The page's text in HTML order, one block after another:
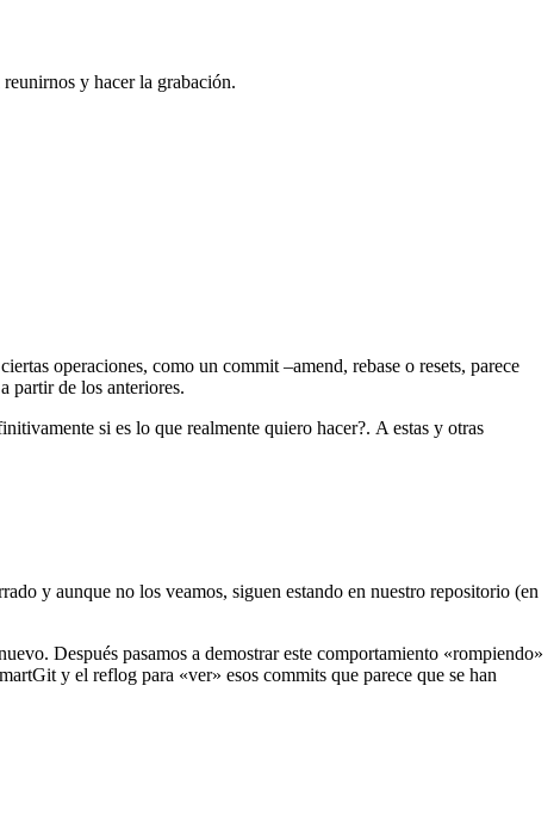
y hacer la grabación.
operaciones, como un commit –amend, rebase o resets, parece
partir de los anteriores.
si es lo que realmente quiero hacer?. A estas y otras
y aunque no los veamos, siguen estando en nuestro repositorio (en
Después pasamos a demostrar este comportamiento «rompiendo»
y el reflog para «ver» esos commits que parece que se han